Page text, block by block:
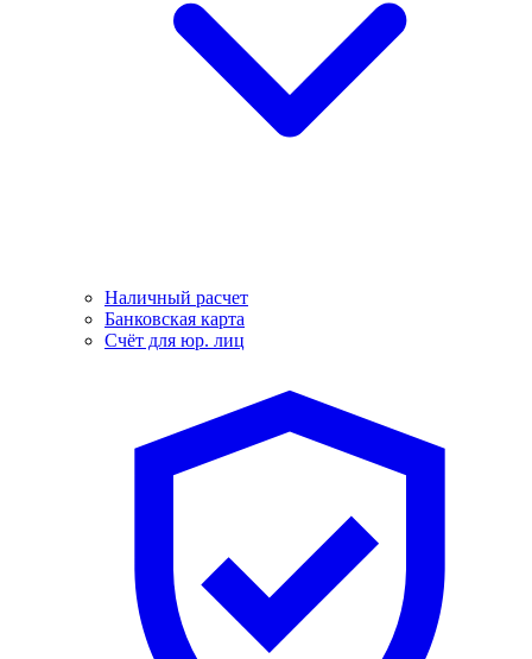
Наличный расчет
Банковская карта
Счёт для юр. лиц